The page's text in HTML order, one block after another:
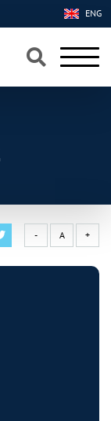
×
×
ENG
- A +